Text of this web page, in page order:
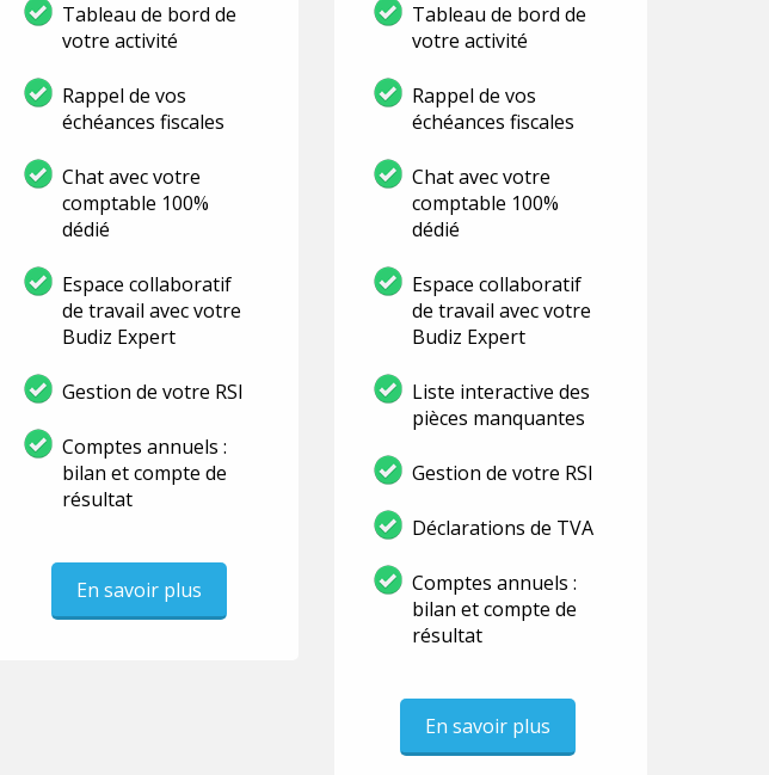
Tableau de bord de
votre activité
Rappel de vos
échéances fiscales
Chat avec votre
comptable 100%
dédié
Espace collaboratif
de travail avec votre
Budiz Expert
Gestion de votre RSI
Comptes annuels :
bilan et compte de
résultat
En savoir plus
Tableau de bord de
votre activité
Rappel de vos
échéances fiscales
Chat avec votre
comptable 100%
dédié
Espace collaboratif
de travail avec votre
Budiz Expert
Liste interactive des
pièces manquantes
Gestion de votre RSI
Déclarations de TVA
Comptes annuels :
bilan et compte de
résultat
En savoir plus